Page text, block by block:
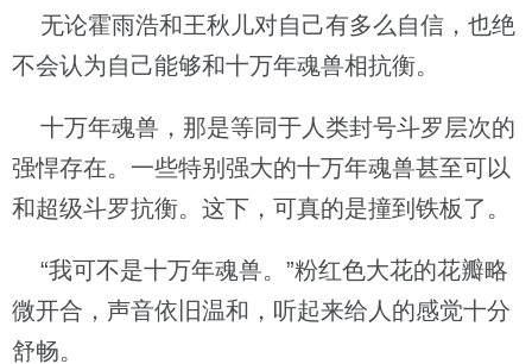
无论霍雨浩和王秋儿对自己有多么自信，也绝
不会认为自己能够和十万年魂兽相抗衡。
十万年魂兽，那是等同于人类封号斗罗层次的
强悍存在。一些特别强大的十万年魂兽甚至可以
和超级斗罗抗衡。这下，可真的是撞到铁板了。
“我可不是十万年魂兽。”粉红色大花的花瓣略
微开合，声音依旧温和，听起来给人的感觉十分
舒畅。